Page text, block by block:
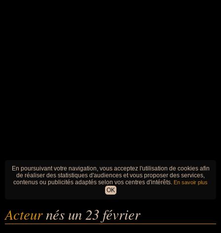
En poursuivant votre navigation, vous acceptez l'utilisation de cookies afin
de réaliser des statistiques d'audiences et vous proposer des services,
contenus ou publicités adaptés selon vos centres d'intérêts. En savoir plus
OK
Acteurnés un 23 février